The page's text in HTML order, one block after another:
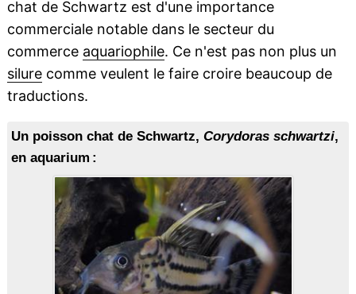
chat de Schwartz est d'une importance
commerciale notable dans le secteur du
commerce aquariophile. Ce n'est pas non plus un
silurecomme veulent le faire croire beaucoup de
traductions.
Un poisson chat de Schwartz, Corydoras schwartzi,
en aquarium :